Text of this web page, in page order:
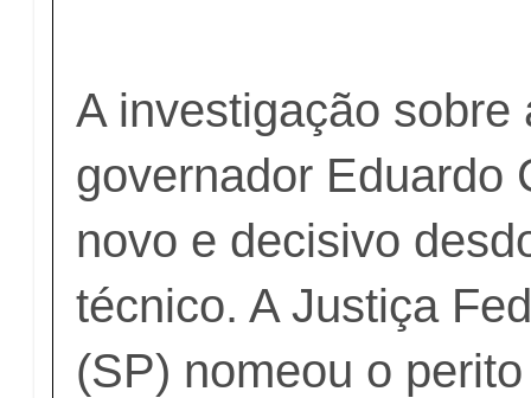
A investigação sobre
governador Eduardo
novo e decisivo
técnico. A Justiça
(SP) nomeou o